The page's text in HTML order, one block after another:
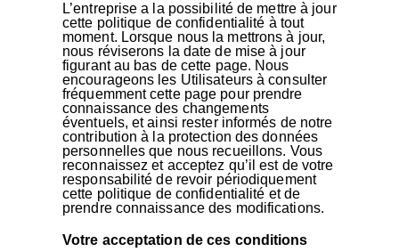
L’entreprise a la possibilité de mettre à jour
cette politique de confidentialité à tout
moment. Lorsque nous la mettrons à jour,
nous réviserons la date de mise à jour
figurant au bas de cette page. Nous
encourageons les Utilisateurs à consulter
fréquemment cette page pour prendre
connaissance des changements
éventuels, et ainsi rester informés de notre
contribution à la protection des données
personnelles que nous recueillons. Vous
reconnaissez et acceptez qu’il est de votre
responsabilité de revoir périodiquement
cette politique de confidentialité et de
prendre connaissance des modifications.
Votre acceptation de ces conditions